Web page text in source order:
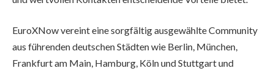
EuroXNow vereint eine sorgfältig ausgewählte Community
aus führenden deutschen Städten wie Berlin, München,
Frankfurt am Main, Hamburg, Köln und Stuttgart und